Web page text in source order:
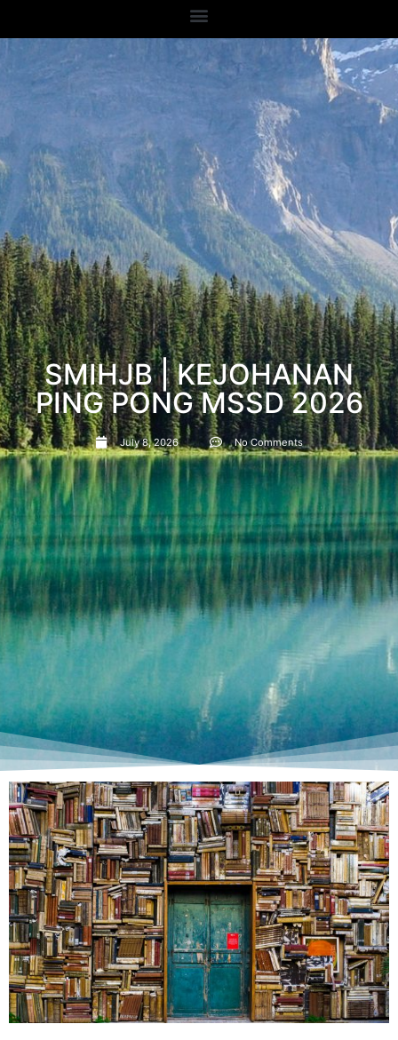
SMIHJB | KEJOHANAN
PING PONG MSSD 2026
July 8, 2026 No Comments